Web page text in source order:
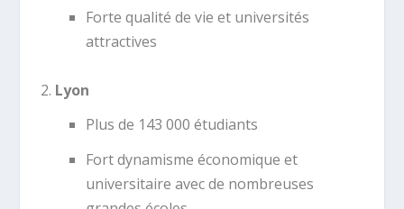
Forte qualité de vie et universités
attractives
Lyon
Plus de 143 000 étudiants
Fort dynamisme économique et
universitaire avec de nombreuses